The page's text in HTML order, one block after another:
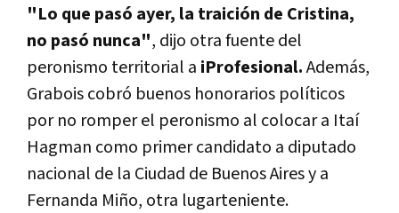
"Lo que pasó ayer, la traición de Cristina,
no pasó nunca", dijo otra fuente del
peronismo territorial a iProfesional.Además,
Grabois cobró buenos honorarios políticos
por no romper el peronismo al colocar a Itaí
Hagman como primer candidato a diputado
nacional de la Ciudad de Buenos Aires y a
Fernanda Miño, otra lugarteniente.